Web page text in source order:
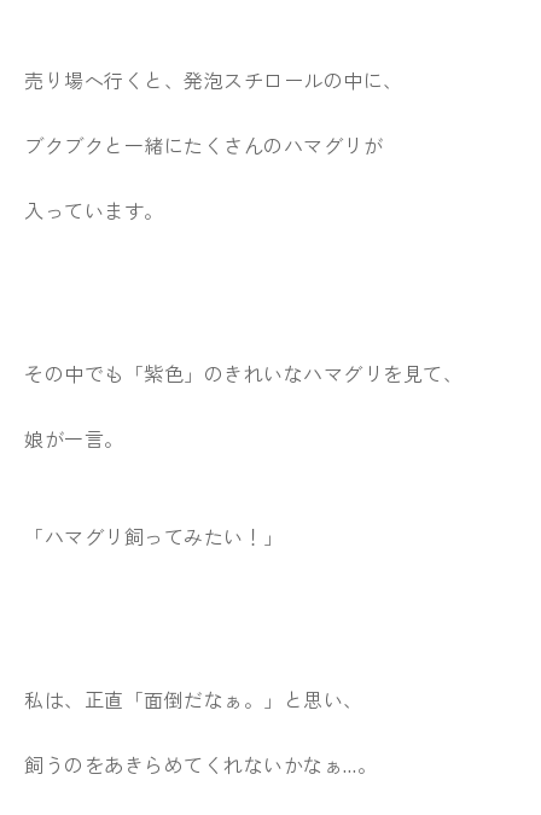
売り場へ行くと、発泡スチロールの中に、
ブクブクと一緒にたくさんのハマグリが
入っています。
その中でも「紫色」のきれいなハマグリを見て、
娘が一言。
「ハマグリ飼ってみたい！」
私は、正直「面倒だなぁ。」と思い、
飼うのをあきらめてくれないかなぁ…。